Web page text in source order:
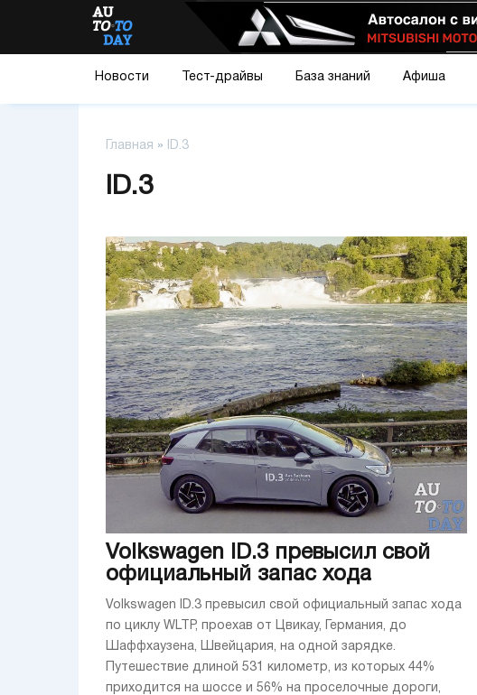
Новости Тест-драйвы База знаний Афиша
Главная » ID.3
ID.3
Volkswagen ID.3 превысил свой
официальный запас хода
Volkswagen ID.3 превысил свой официальный запас хода
по циклу WLTP, проехав от Цвикау, Германия, до
Шаффхаузена, Швейцария, на одной зарядке.
Путешествие длиной 531 километр, из которых 44%
приходится на шоссе и 56% на проселочные дороги,